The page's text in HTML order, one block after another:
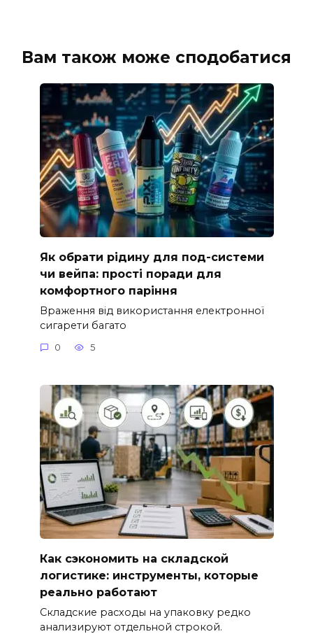
Вам також може сподобатися
Як обрати рідину для под-системи
чи вейпа: прості поради для
комфортного паріння
Враження від використання електронної
сигарети багато
0 5
Как сэкономить на складской
логистике: инструменты, которые
реально работают
Складские расходы на упаковку редко
анализируют отдельной строкой.